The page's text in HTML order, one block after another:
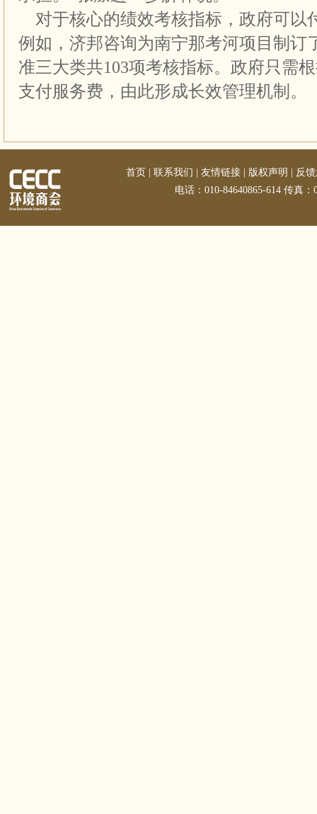
对于核心的绩效考核指标，政府可以
例如，济邦咨询为南宁那考河项目制订
准三大类共103项考核指标。政府只需
支付服务费，由此形成长效管理机制。
首页 联系我们 友情链接 版权声明
反
电话：010-84640865-614 传真